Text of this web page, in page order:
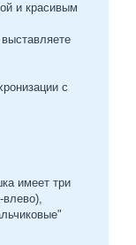
и красивым
с
имеет три